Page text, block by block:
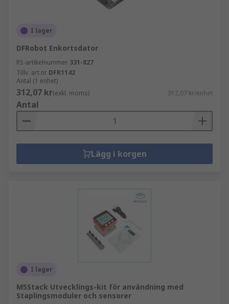
I lager
DFRobot Enkortsdator
RS-artikelnummer 331-827
Tillv. art.nr DFR1142
Antal (1 enhet)
312,07 kr(exkl. moms) 312,07 kr/enhet
Antal
Lägg i korgen
I lager
M5Stack Utvecklings-kit för användning med
Staplingsmoduler och sensorer